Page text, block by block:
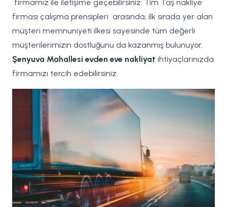
firmamız ile iletişime geçebilirsiniz. Tim Taş nakliye
firması çalışma prensipleri arasında, ilk sırada yer alan
müşteri memnuniyeti ilkesi sayesinde tüm değerli
müşterilerimizin dostluğunu da kazanmış bulunuyor.
Şenyuva Mahallesi evden eve nakliyat ihtiyaçlarınızda
firmamızı tercih edebilirsiniz.